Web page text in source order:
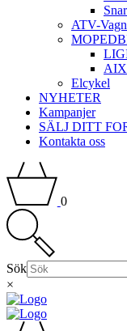
ATV-
Elcykel
NYHETER
Kampanjer
SÄLJ DITT
Kontakta oss
0
Sök
×